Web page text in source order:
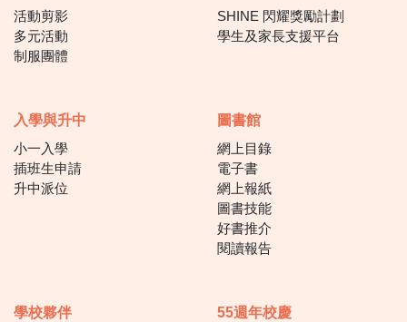
活動剪影
多元活動
制服團體
SHINE 閃耀獎勵計劃
學生及家長支援平台
入學與升中
小一入學
插班生申請
升中派位
圖書館
網上目錄
電子書
網上報紙
圖書技能
好書推介
閱讀報告
學校夥伴
55週年校慶